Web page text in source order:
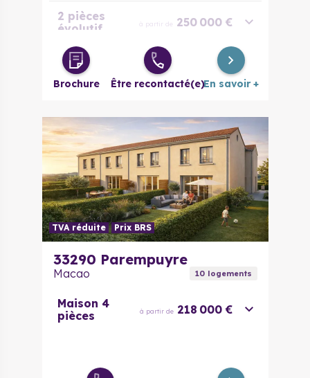
2 pièces
évolutif
à partir de 250 000 €
3 pièces à partir de 273 000 €
4 pièces à partir de 376 000 €
5 pièces à partir de 445 000 €
Brochure Être recontacté(e)En savoir +
TVA réduite Prix BRS
33290 Parempuyre
Macao 10logements
Maison 4
pièces
à partir de 218 000 €